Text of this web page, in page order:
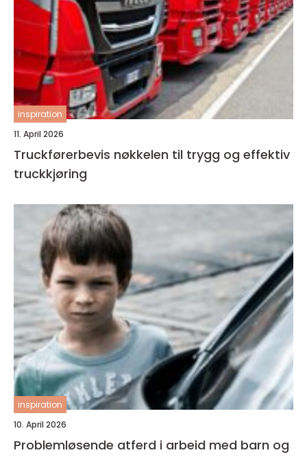
inspiration
11. April 2026
Truckførerbevis nøkkelen til trygg og effektiv
truckkjøring
inspiration
10. April 2026
Problemløsende atferd i arbeid med barn og